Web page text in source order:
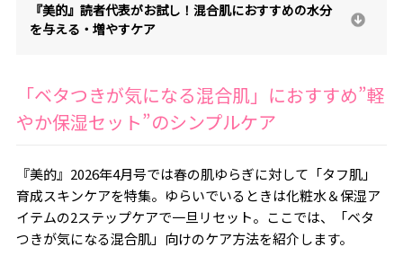
『美的』読者代表がお試し！混合肌におすすめの水分
を与える・増やすケア
「ベタつきが気になる混合肌」におすすめ”軽
やか保湿セット”のシンプルケア
『美的』2026年4月号では春の肌ゆらぎに対して「タフ肌」
育成スキンケアを特集。ゆらいでいるときは化粧水＆保湿ア
イテムの2ステップケアで一旦リセット。ここでは、「ベタ
つきが気になる混合肌」向けのケア方法を紹介します。